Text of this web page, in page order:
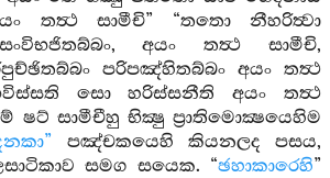
තත්‍ථ සාමීචි” “තතො නීහරිත්‍වා
අයං තත්‍ථ සාමීචි,
පරිපඤ්හිතබ්බං අයං තත්‍ථ
සො හරිස්සනීති අයං තත්‍ථ
ෂට් සාමීචීහු භික්‍ෂු ප්‍රාතිමොක්‍ෂයෙහිම
පඤ්චකයෙහි කියනලද පසය,
සමග සයෙක. “ඡහාකාරෙහි”